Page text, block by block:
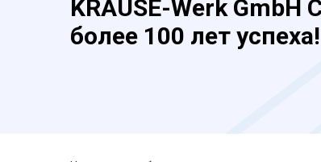
KRAUSE-Werk GmbH
более 100 лет успеха!